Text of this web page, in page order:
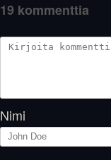
19 kommenttia
Nimi